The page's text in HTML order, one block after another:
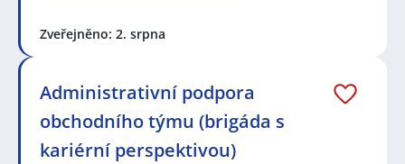
Zveřejněno: 2. srpna
Administrativní podpora
obchodního týmu (brigáda s
kariérní perspektivou)